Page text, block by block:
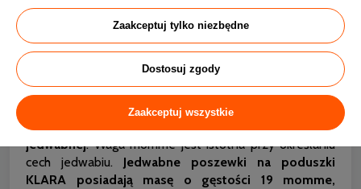
Co oznacza waga momme?
Jest tosystem służący do pomiaru jakości tkaniny
jedwabnej. Waga momme jest istotna przy określaniu
cech jedwabiu. Jedwabne poszewki na poduszki
KLARA posiadają masę o gęstości 19 momme,
Zaakceptuj tylko niezbędne
Dostosuj zgody
Zaakceptuj wszystkie